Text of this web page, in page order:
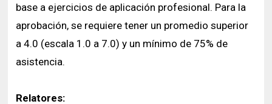
base a ejercicios de aplicación profesional. Para la
aprobación, se requiere tener un promedio superior
a 4.0 (escala 1.0 a 7.0) y un mínimo de 75% de
asistencia.
Relatores: